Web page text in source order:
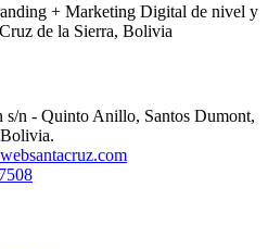
+ Marketing Digital de nivel y
de la Sierra, Bolivia
s/n - Quinto Anillo, Santos Dumont,
Bolivia.